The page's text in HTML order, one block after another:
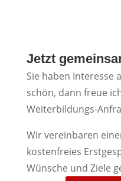
Jetzt
Sie haben Interesse
schön, dann freue
Weiterbildungs-
Wir vereinbaren
kostenfreies
Wünsche und Ziele